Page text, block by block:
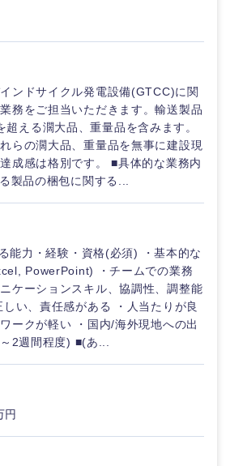
クタンク
印刷
メント
所・監査法人
ーシング
ンドサイクル発電設備(GTCC)に関
務をご担当いただきます。輸送製品
える濶大品、重量品を含みます。
らの濶大品、重量品を無事に建設現
成感は格別です。 ■具体的な業務内
製品の梱包に関する...
能力・経験・資格(必須) ・基本的な
PowerPoint) ・チームでの業務
ケーションスキル、協調性、調整能
い、責任感がある ・人当たりが良
ークが軽い ・国内/海外現地への出
2週間程度) ■(あ...
円